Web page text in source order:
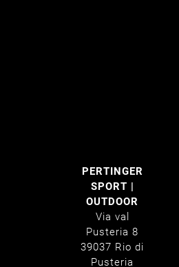
PERTINGER
SPORT |
OUTDOOR
Via val
Pusteria 8
39037 Rio di
Pusteria